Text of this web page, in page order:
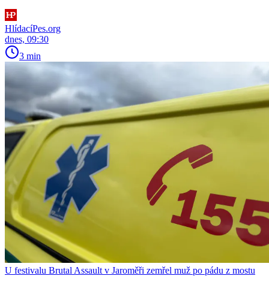
HlídacíPes.org
dnes, 09:30
3 min
U festivalu Brutal Assault v Jaroměři zemřel muž po pádu z mostu